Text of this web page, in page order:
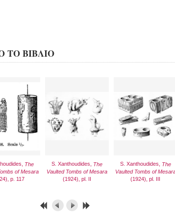
ΤΟ ΒΙΒΛΙΟ
The
of Mesara
p. 117
S. Xanthoudides, The
Vaulted Tombs of Mesara
(1924), pl. II
S. Xanthoudides, The
Vaulted Tombs of
(1924), pl. III